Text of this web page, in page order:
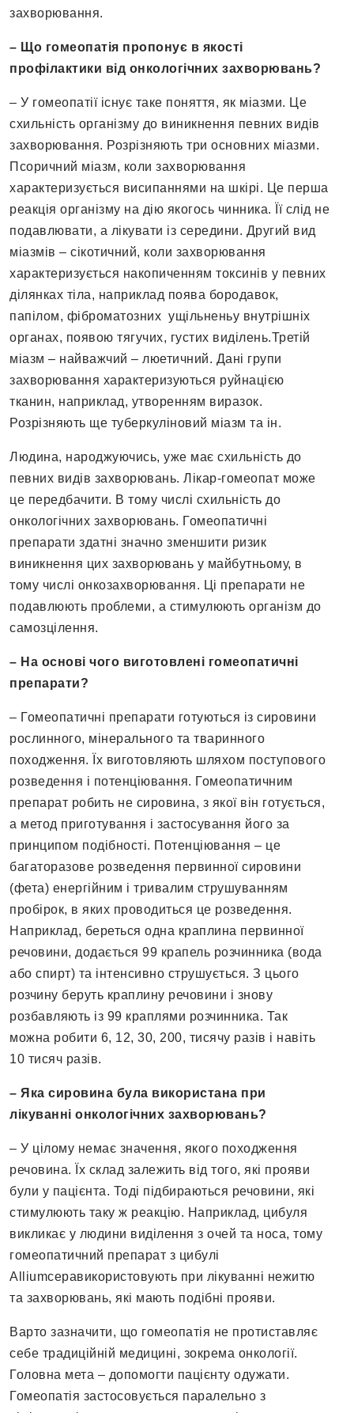
захворювання.
– Що гомеопатія пропонує в якості
профілактики від онкологічних захворювань?
– У гомеопатії існує таке поняття, як міазми. Це
схильність організму до виникнення певних видів
захворювання. Розрізняють три основних міазми.
Псоричний міазм, коли захворювання
характеризується висипаннями на шкірі. Це перша
реакція організму на дію якогось чинника. Її слід не
подавлювати, а лікувати із середини. Другий вид
міазмів – сікотичний, коли захворювання
характеризується накопиченням токсинів у певних
ділянках тіла, наприклад поява бородавок,
папілом, фіброматозних ущільненьу внутрішніх
органах, появою тягучих, густих виділень.Третій
міазм – найважчий – люетичний. Дані групи
захворювання характеризуються руйнацією
тканин, наприклад, утворенням виразок.
Розрізняють ще туберкуліновий міазм та ін.
Людина, народжуючись, уже має схильність до
певних видів захворювань. Лікар-гомеопат може
це передбачити. В тому числі схильність до
онкологічних захворювань. Гомеопатичні
препарати здатні значно зменшити ризик
виникнення цих захворювань у майбутньому, в
тому числі онкозахворювання. Ці препарати не
подавлюють проблеми, а стимулюють організм до
самозцілення.
– На основі чого виготовлені гомеопатичні
препарати?
– Гомеопатичні препарати готуються із сировини
рослинного, мінерального та тваринного
походження. Їх виготовляють шляхом поступового
розведення і потенціювання. Гомеопатичним
препарат робить не сировина, з якої він готується,
а метод приготування і застосування його за
принципом подібності. Потенціювання – це
багаторазове розведення первинної сировини
(фета) енергійним і тривалим струшуванням
пробірок, в яких проводиться це розведення.
Наприклад, береться одна краплина первинної
речовини, додається 99 крапель розчинника (вода
або спирт) та інтенсивно струшується. З цього
розчину беруть краплину речовини і знову
розбавляють із 99 краплями розчинника. Так
можна робити 6, 12, 30, 200, тисячу разів і навіть
10 тисяч разів.
– Яка сировина була використана при
лікуванні онкологічних захворювань?
– У цілому немає значення, якого походження
речовина. Їх склад залежить від того, які прояви
були у пацієнта. Тоді підбираються речовини, які
стимулюють таку ж реакцію. Наприклад, цибуля
викликає у людини виділення з очей та носа, тому
гомеопатичний препарат з цибулі
Alliumcepaвикористовують при лікуванні нежитю
та захворювань, які мають подібні прояви.
Варто зазначити, що гомеопатія не протиставляє
себе традиційній медицині, зокрема онкології.
Головна мета – допомогти пацієнту одужати.
Гомеопатія застосовується паралельно з